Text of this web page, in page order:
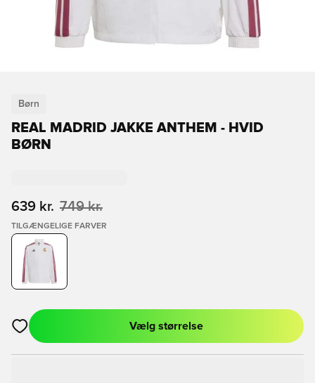
Børn
REAL MADRID JAKKE ANTHEM - HVID
BØRN
639 kr. 749 kr.
TILGÆNGELIGE FARVER
Åbner en Modal til at logge ind eller tilmelde dig som medlem
Vælg størrelse